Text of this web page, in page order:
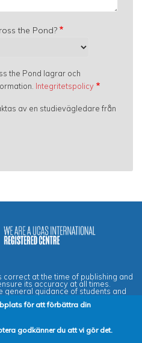
the Pond?
the Pond lagrar och
Integritetspolicy
av en studievägledare från
at the time of publishing and
its accuracy at all times.
general guidance of students and
contract or guarantee.
|Cookies Policy|Anti-Slavery &
Terms & Conditions Agent Quality
för att förbättra din
godkänner du att vi gör det.